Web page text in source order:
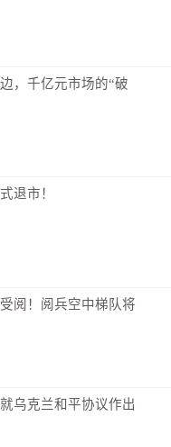
，千亿元市场的“破
退市！
阅！阅兵空中梯队将
乌克兰和平协议作出